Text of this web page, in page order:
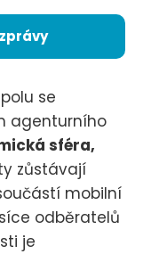
se
agenturního
sféra,
zůstávají
mobilní
odběratelů
je